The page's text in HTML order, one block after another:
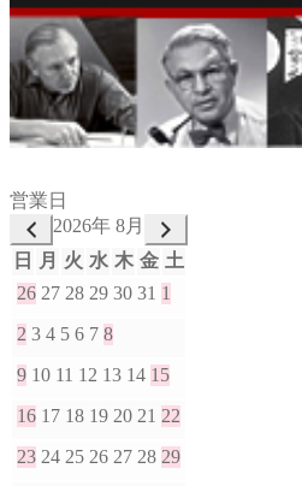
営業日
2026年 8月
日
月 火 水 木 金 土
26 27 28 29 30 31 1
2 3 4 5 6 7 8
9 10 11 12 13 14 15
16 17 18 19 20 21 22
23 24 25 26 27 28 29